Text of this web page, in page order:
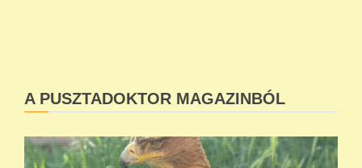
A PUSZTADOKTOR MAGAZINBÓL